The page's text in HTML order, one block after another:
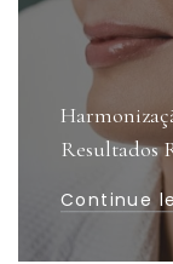
Resultados
Continue